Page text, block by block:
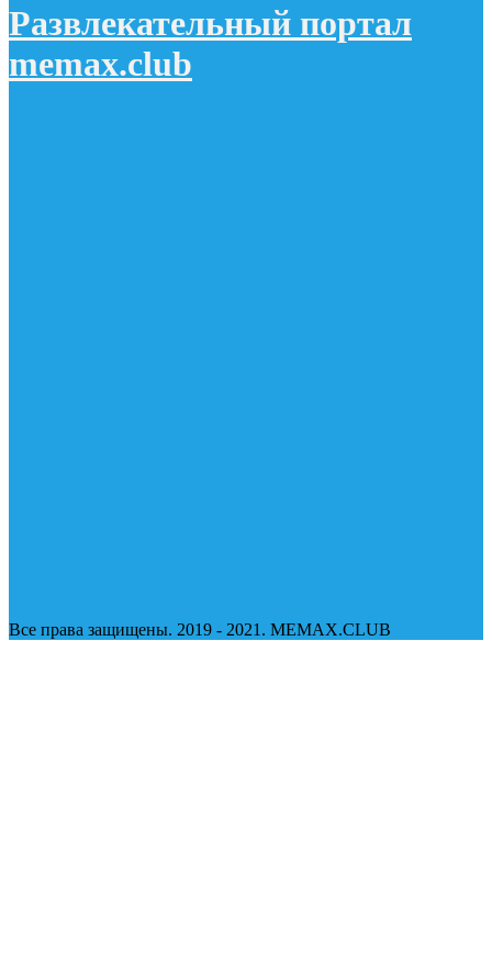
Развлекательный портал
memax.club
Все права защищены. 2019 - 2021. MEMAX.CLUB